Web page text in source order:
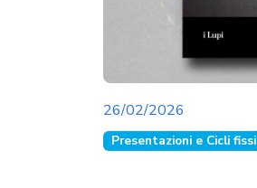
26/02/2026
Presentazioni e Cicli fissi